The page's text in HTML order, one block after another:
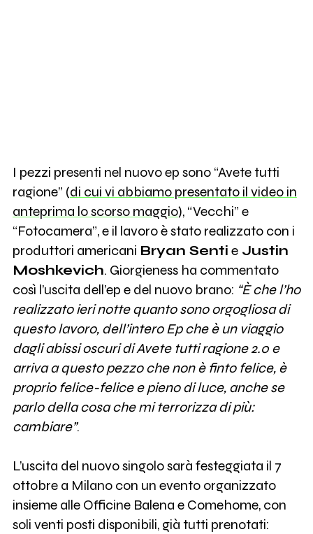
I pezzi presenti nel nuovo ep sono “Avete tutti
ragione” (di cui vi abbiamo presentato il video in
anteprima lo scorso maggio), “Vecchi” e
“Fotocamera”, e il lavoro è stato realizzato con i
produttori americani Bryan Senti eJustin
Moshkevich. Giorgieness ha commentato
così l’uscita dell’ep e del nuovo brano: “È che l’ho
realizzato ieri notte quanto sono orgogliosa di
questo lavoro, dell’intero Ep che è un viaggio
dagli abissi oscuri di Avete tutti ragione 2.0 e
arriva a questo pezzo che non è finto felice, è
proprio felice-felice e pieno di luce, anche se
parlo della cosa che mi terrorizza di più:
cambiare”.
L’uscita del nuovo singolo sarà festeggiata il 7
ottobre a Milano con un evento organizzato
insieme alle Officine Balena e Comehome, con
soli venti posti disponibili, già tutti prenotati: